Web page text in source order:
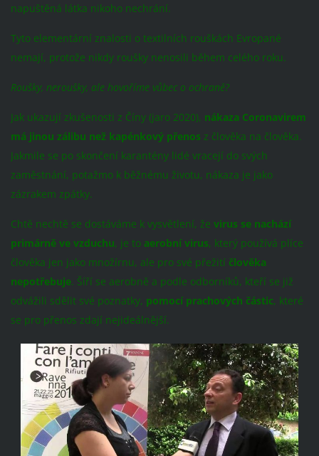
napuštěná látka nikoho nechrání.
Tyto elementární znalosti o textilních rouškách Evropané
nemají, protože nikdy roušky nenosili během celého roku.
Roušky, neroušky, ale hovoříme vůbec o ochraně?
Jak ukazují zkušenosti z Číny (jaro 2020), nákaza Coronavirem
má jinou zálibu než kapénkový přenos z člověka na člověka.
Jakmile se po skončení karantény lidé vracejí do svých
zaměstnání, potažmo k běžnému životu, nákaza je jako
zázrakem zpátky.
Chtě nechtě se dostáváme k vysvětlení, že virus se nachází
primárně ve vzduchu, je to aerobní virus, který používá plíce
člověka jen jako množírnu, ale pro své přežití člověka
nepotřebuje. Šíří se aerobně a podle odborníků, kteří se již
odvážili sdělit své poznatky, pomocí prachových částic, které
se pro přenos zdají nejideálnější.